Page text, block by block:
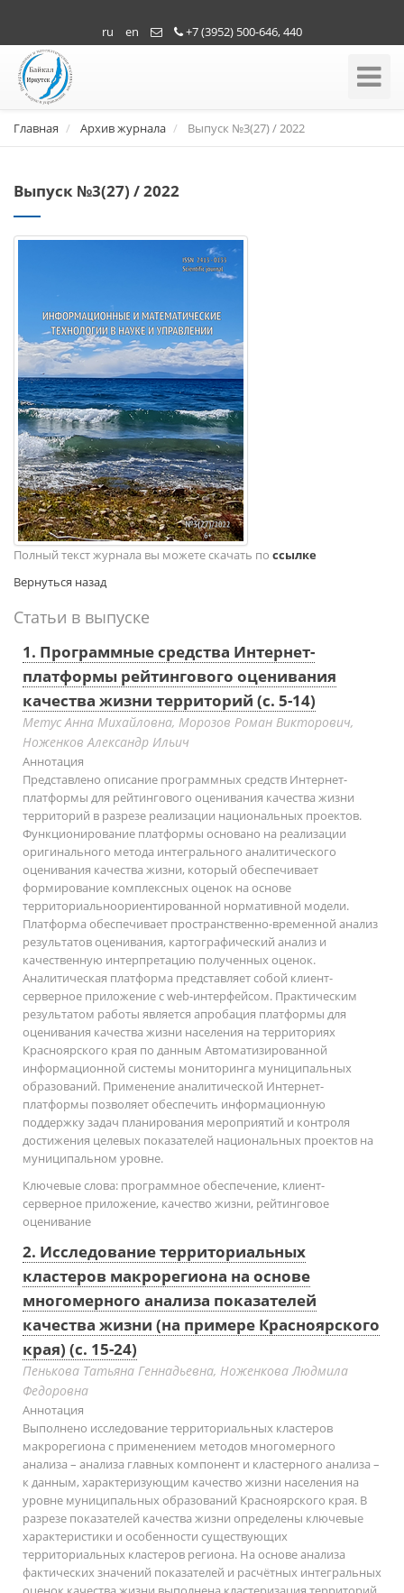
ru en +7 (3952) 500-646, 440
Toggle
Главная Архив журнала Выпуск №3(27) / 2022
Выпуск №3(27) / 2022
Полный текст журнала вы можете скачать по ссылке
Вернуться назад
Статьи в выпуске
1. Программные средства Интернет-
платформы рейтингового оценивания
качества жизни территорий (с. 5-14)
Метус Анна Михайловна, Морозов Роман Викторович,
Ноженков Александр Ильич
Аннотация
Представлено описание программных средств Интернет-
платформы для рейтингового оценивания качества жизни
территорий в разрезе реализации национальных проектов.
Функционирование платформы основано на реализации
оригинального метода интегрального аналитического
оценивания качества жизни, который обеспечивает
формирование комплексных оценок на основе
территориальноориентированной нормативной модели.
Платформа обеспечивает пространственно-временной анализ
результатов оценивания, картографический анализ и
качественную интерпретацию полученных оценок.
Аналитическая платформа представляет собой клиент-
серверное приложение с web-интерфейсом. Практическим
результатом работы является апробация платформы для
оценивания качества жизни населения на территориях
Красноярского края по данным Автоматизированной
информационной системы мониторинга муниципальных
образований. Применение аналитической Интернет-
платформы позволяет обеспечить информационную
поддержку задач планирования мероприятий и контроля
достижения целевых показателей национальных проектов на
муниципальном уровне.
Ключевые слова: программное обеспечение, клиент-
серверное приложение, качество жизни, рейтинговое
оценивание
2. Исследование территориальных
кластеров макрорегиона на основе
многомерного анализа показателей
качества жизни (на примере Красноярского
края) (с. 15-24)
Пенькова Татьяна Геннадьевна, Ноженкова Людмила
Федоровна
Аннотация
Выполнено исследование территориальных кластеров
макрорегиона с применением методов многомерного
анализа – анализа главных компонент и кластерного анализа –
к данным, характеризующим качество жизни населения на
уровне муниципальных образований Красноярского края. В
разрезе показателей качества жизни определены ключевые
характеристики и особенности существующих
территориальных кластеров региона. На основе анализа
фактических значений показателей и расчётных интегральных